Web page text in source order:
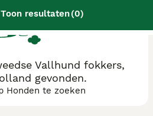
Toon resultaten(0)
Vallhund fokkers,
gevonden.
Honden te zoeken